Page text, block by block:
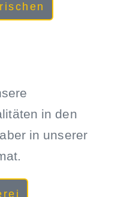
in den
in unserer